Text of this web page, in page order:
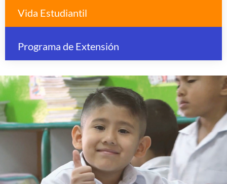
Vida Estudiantil
Programa de Extensión